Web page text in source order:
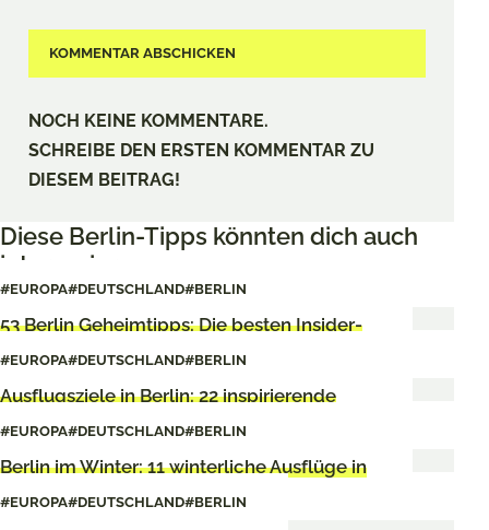
NOCH KEINE KOMMENTARE.
SCHREIBE DEN ERSTEN KOMMENTAR ZU
DIESEM BEITRAG!
Diese Berlin-Tipps könnten dich auch
interessieren
#EUROPA#DEUTSCHLAND#BERLIN
53 Berlin Geheimtipps: Die besten Insider-
#EUROPA#DEUTSCHLAND#BERLIN
Ausflugsziele in Berlin: 22 inspirierende
#EUROPA#DEUTSCHLAND#BERLIN
Berlin im Winter: 11 winterliche Ausflüge in
#EUROPA#DEUTSCHLAND#BERLIN